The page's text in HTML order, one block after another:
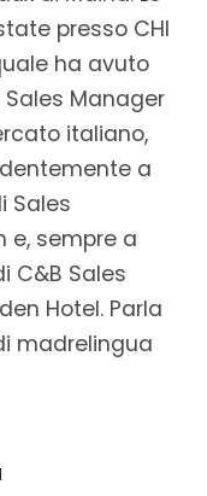
presso CHI
ha avuto
Manager
italiano,
a
Sales
e, sempre a
C&B Sales
Hotel. Parla
madrelingua